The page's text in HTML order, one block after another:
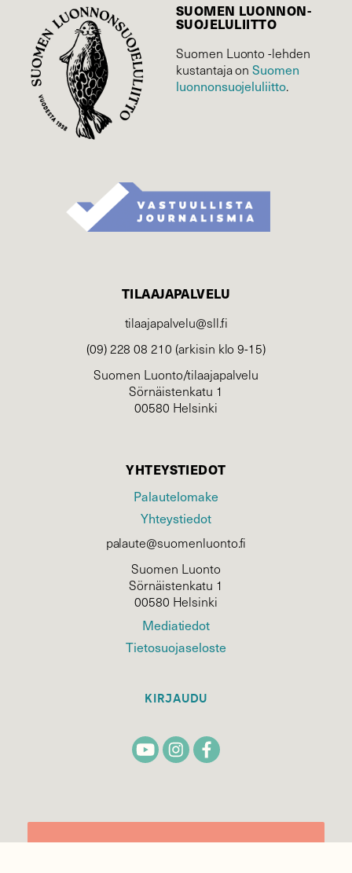
SUOMEN LUONNON­
SUOJELU­LIITTO
Suomen Luonto -lehden
kustantaja onSuomen
luonnonsuojelu­liitto.
TILAAJAPALVELU
tilaajapalvelu@sll.fi
(09) 228 08 210 (arkisin klo 9-15)
Suomen Luonto/tilaajapalvelu
Sörnäistenkatu 1
00580 Helsinki
YHTEYSTIEDOT
Palautelomake
Yhteystiedot
palaute@suomenluonto.fi
Suomen Luonto
Sörnäistenkatu 1
00580 Helsinki
Mediatiedot
Tietosuojaseloste
KIRJAUDU